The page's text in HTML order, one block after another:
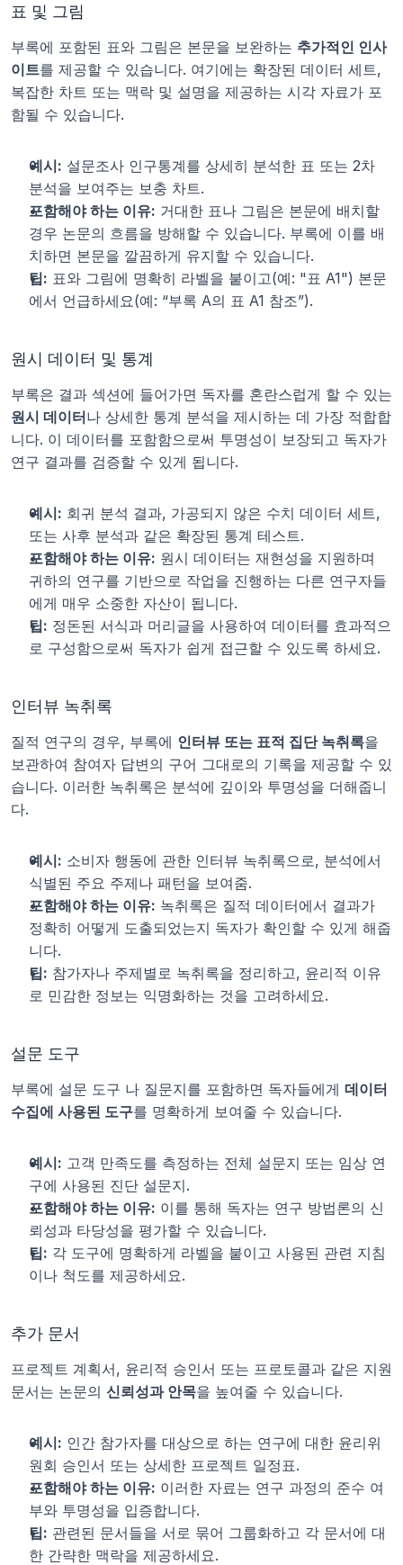
표 및 그림
부록에 포함된 표와 그림은 본문을 보완하는 추가적인 인사
이트를 제공할 수 있습니다. 여기에는 확장된 데이터 세트,
복잡한 차트 또는 맥락 및 설명을 제공하는 시각 자료가 포
함될 수 있습니다.
예시: 설문조사 인구통계를 상세히 분석한 표 또는 2차
분석을 보여주는 보충 차트.
포함해야 하는 이유: 거대한 표나 그림은 본문에 배치할
경우 논문의 흐름을 방해할 수 있습니다. 부록에 이를 배
치하면 본문을 깔끔하게 유지할 수 있습니다.
팁: 표와 그림에 명확히 라벨을 붙이고(예: "표 A1") 본문
에서 언급하세요(예: “부록 A의 표 A1 참조”).
원시 데이터 및 통계
원시 데이터나 상세한 통계 분석을 제시하는 데 가장 적합합
니다. 이 데이터를 포함함으로써 투명성이 보장되고 독자가
연구 결과를 검증할 수 있게 됩니다.
예시: 회귀 분석 결과, 가공되지 않은 수치 데이터 세트,
또는 사후 분석과 같은 확장된 통계 테스트.
포함해야 하는 이유: 원시 데이터는 재현성을 지원하며
귀하의 연구를 기반으로 작업을 진행하는 다른 연구자들
에게 매우 소중한 자산이 됩니다.
팁: 정돈된 서식과 머리글을 사용하여 데이터를 효과적으
로 구성함으로써 독자가 쉽게 접근할 수 있도록 하세요.
인터뷰 녹취록
질적 연구의 경우, 부록에 인터뷰 또는 표적 집단 녹취록을
보관하여 참여자 답변의 구어 그대로의 기록을 제공할 수 있
습니다. 이러한 녹취록은 분석에 깊이와 투명성을 더해줍니
다.
예시: 소비자 행동에 관한 인터뷰 녹취록으로, 분석에서
식별된 주요 주제나 패턴을 보여줌.
포함해야 하는 이유: 녹취록은 질적 데이터에서 결과가
정확히 어떻게 도출되었는지 독자가 확인할 수 있게 해줍
니다.
팁: 참가자나 주제별로 녹취록을 정리하고, 윤리적 이유
로 민감한 정보는 익명화하는 것을 고려하세요.
설문 도구
부록에 설문 도구 나 질문지를 포함하면 독자들에게 데이터
수집에 사용된 도구를 명확하게 보여줄 수 있습니다.
예시: 고객 만족도를 측정하는 전체 설문지 또는 임상 연
구에 사용된 진단 설문지.
포함해야 하는 이유: 이를 통해 독자는 연구 방법론의 신
뢰성과 타당성을 평가할 수 있습니다.
팁: 각 도구에 명확하게 라벨을 붙이고 사용된 관련 지침
이나 척도를 제공하세요.
추가 문서
프로젝트 계획서, 윤리적 승인서 또는 프로토콜과 같은 지원
문서는 논문의 신뢰성과 안목을 높여줄 수 있습니다.
예시: 인간 참가자를 대상으로 하는 연구에 대한 윤리위
원회 승인서 또는 상세한 프로젝트 일정표.
포함해야 하는 이유: 이러한 자료는 연구 과정의 준수 여
부와 투명성을 입증합니다.
팁: 관련된 문서들을 서로 묶어 그룹화하고 각 문서에 대
한 간략한 맥락을 제공하세요.